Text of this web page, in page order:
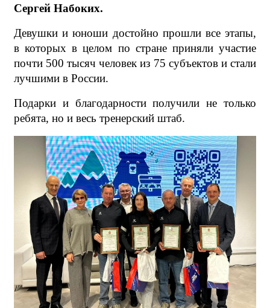
Сергей Набоких.
Девушки и юноши достойно прошли все этапы,
в которых в целом по стране приняли участие
почти 500 тысяч человек из 75 субъектов и стали
лучшими в России.
Подарки и благодарности получили не только
ребята, но и весь тренерский штаб.